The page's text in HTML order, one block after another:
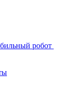
робот